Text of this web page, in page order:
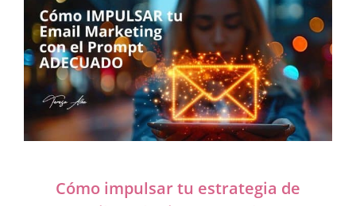
Cómo impulsar tu estrategia de